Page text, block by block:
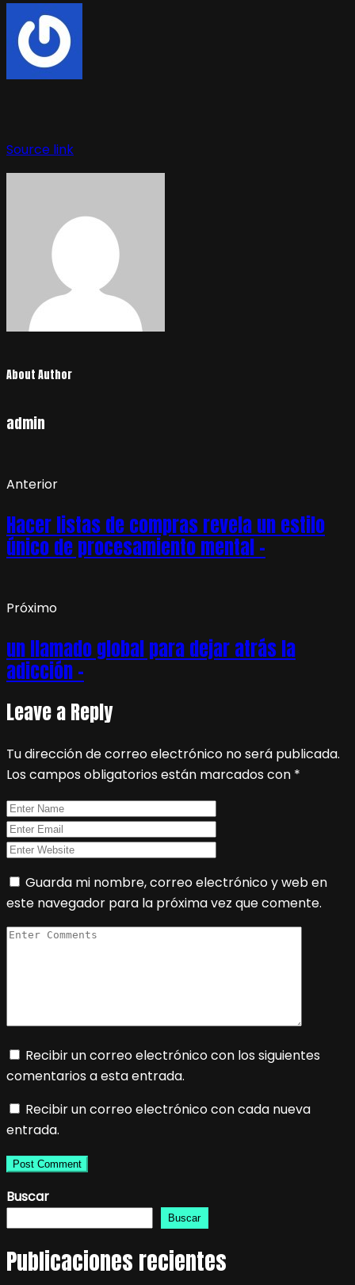
entradas
Source link
About Author
admin
Anterior
Hacer listas de compras revela un estilo
único de procesamiento mental –
Próximo
un llamado global para dejar atrás la
adicción –
Leave a Reply
Tu dirección de correo electrónico no será publicada.
Los campos obligatorios están marcados con *
Guarda mi nombre, correo electrónico y web en
este navegador para la próxima vez que comente.
Recibir un correo electrónico con los siguientes
comentarios a esta entrada.
Recibir un correo electrónico con cada nueva
entrada.
Buscar
Buscar
Publicaciones recientes